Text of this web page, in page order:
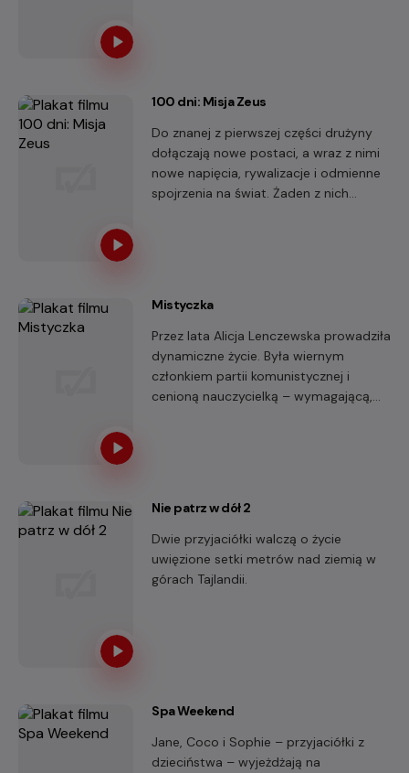
100 dni: Misja Zeus
Do znanej z pierwszej części drużyny
dołączają nowe postaci, a wraz z nimi
nowe napięcia, rywalizacje i odmienne
spojrzenia na świat. Żaden z nich
Mistyczka
Przez lata Alicja Lenczewska prowadziła
dynamiczne życie. Była wiernym
członkiem partii komunistycznej i
cenioną nauczycielką – wymagającą,
odmieniło wszystko...
Nie patrz w dół 2
Dwie przyjaciółki walczą o życie
uwięzione setki metrów nad ziemią w
górach Tajlandii.
Spa Weekend
Jane, Coco i Sophie – przyjaciółki z
dzieciństwa – wyjeżdżają na